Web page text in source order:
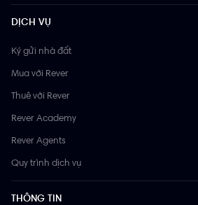
DỊCH VỤ
Ký gửi nhà đất
Mua với Rever
Thuê với Rever
Rever Academy
Rever Agents
Quy trình dịch vụ
THÔNG TIN